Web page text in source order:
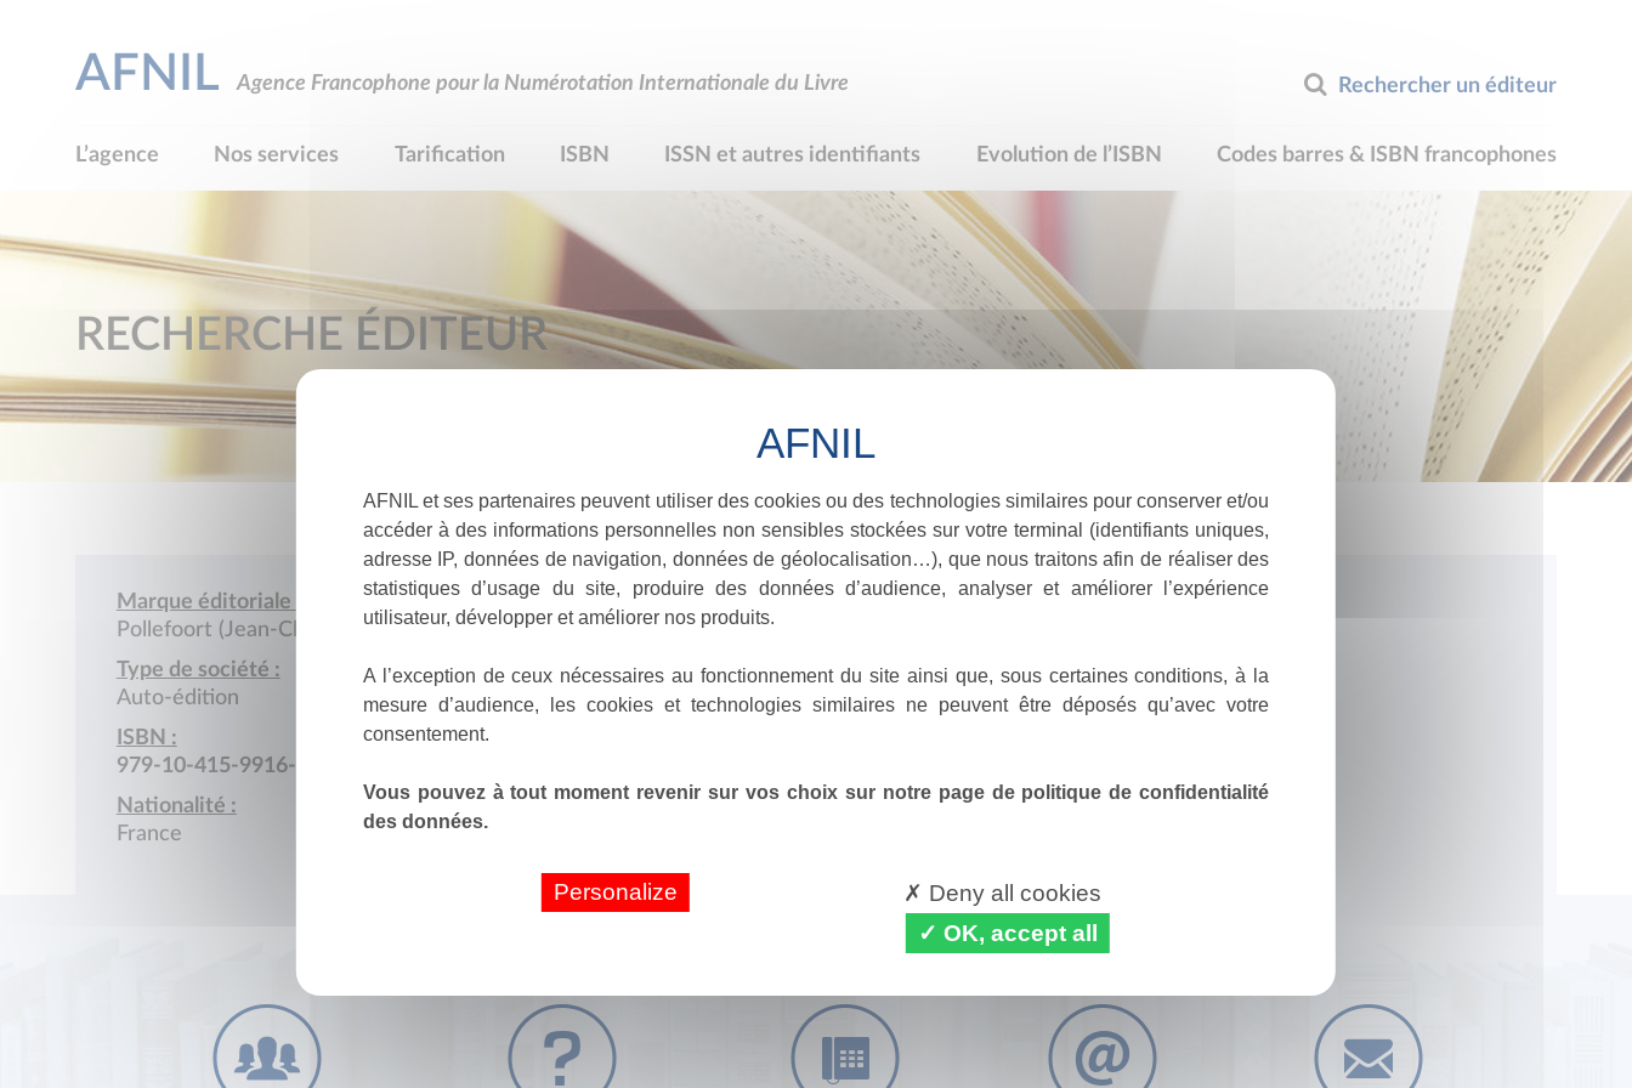
Rechercher un éditeur
AFNIL Agence Francophone pour la Numérotation Internationale du Livre
L’agence Nos services Tarification ISBN ISSN et autres identifiants Evolution de l’ISBN Codes barres & ISBN francophones
RECHERCHE ÉDITEUR
Marque éditoriale :
Pollefoort (Jean-Claude)
Type de société :
Auto-édition
ISBN :
979-10-415-9916-5
Nationalité :
France
AFNIL et ses partenaires peuvent utiliser des cookies ou des technologies similaires pour conserver et/ou
accéder à des informations personnelles non sensibles stockées sur votre terminal (identifiants uniques,
adresse IP, données de navigation, données de géolocalisation…), que nous traitons afin de réaliser des
statistiques d’usage du site, produire des données d’audience, analyser et améliorer l’expérience
utilisateur, développer et améliorer nos produits.
A l’exception de ceux nécessaires au fonctionnement du site ainsi que, sous certaines conditions, à la
mesure d’audience, les cookies et technologies similaires ne peuvent être déposés qu’avec votre
consentement.
Vous pouvez à tout moment revenir sur vos choix sur notre page de politique de confidentialité
des données.
Personalize
Deny all cookies
OK, accept all